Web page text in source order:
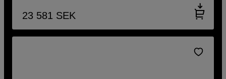
23 581 SEK